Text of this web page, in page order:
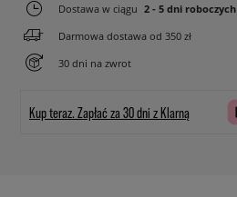
Dostawa w ciągu 2 - 5 dni roboczych
Darmowa dostawa od 350 zł
30 dni na zwrot
Kup teraz. Zapłać za 30 dni z Klarną